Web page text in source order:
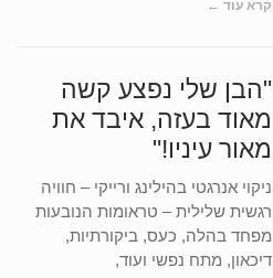
קרא עוד ←
"הבן שלי נפצע קשה
מאוד בעזה, איבד את
מאור עיניו!"
ניקוי אנרגטי בהילינג ורייקי – חוויה
רגשית שלילית – טראומות הנובעות
מפחד בהלה, כעס, ביקורתיות,
דיכאון, מתח נפשי ועוד,